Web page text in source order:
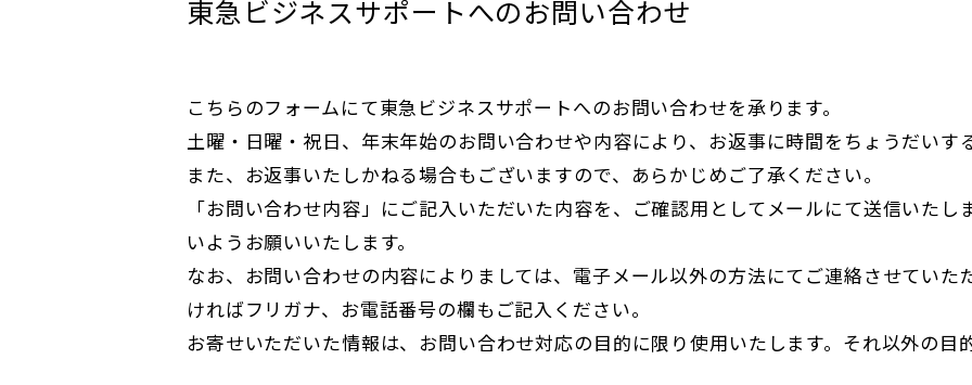
東急ビジネスサポートへのお問い合わせ
こちらのフォームにて東急ビジネスサポートへのお問い合わせを承ります。
土曜・日曜・祝日、年末年始のお問い合わせや内容により、お返事に時間をちょうだいす
また、お返事いたしかねる場合もございますので、あらかじめご了承ください。
「お問い合わせ内容」にご記入いただいた内容を、ご確認用としてメールにて送信いた
いようお願いいたします。
なお、お問い合わせの内容によりましては、電子メール以外の方法にてご連絡させていた
ければフリガナ、お電話番号の欄もご記入ください。
お寄せいただいた情報は、お問い合わせ対応の目的に限り使用いたします。それ以外の目